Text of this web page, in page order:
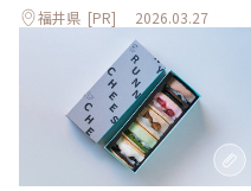
福井県 [PR] 2026.03.27